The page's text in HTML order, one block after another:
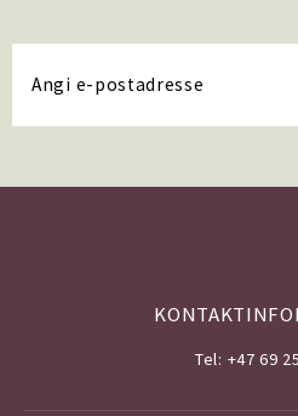
Tel: +47 69